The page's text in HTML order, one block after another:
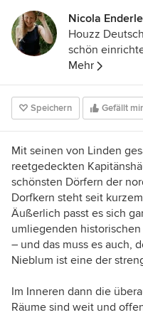
Nicola Enderle
Houzz
schön
Persönlichkeit
gerne schräg
der Spur – in
wir Ihnen
Projekte und
Haben Sie
mir davon!
Mehr
Speichern Gefällt mir
Mit seinen von Linden
reetgedeckten
schönsten Dörfern der
Dorfkern steht seit
Äußerlich passt es sich
umliegenden
– und das muss es auch,
Nieblum ist eine der
Im Inneren dann die
Räume sind weit und